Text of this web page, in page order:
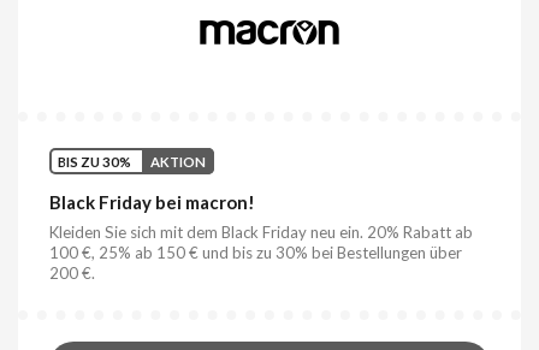
BIS ZU 30% AKTION
Black Friday bei macron!
Kleiden Sie sich mit dem Black Friday neu ein. 20% Rabatt ab
100 €, 25% ab 150 € und bis zu 30% bei Bestellungen über
200 €.